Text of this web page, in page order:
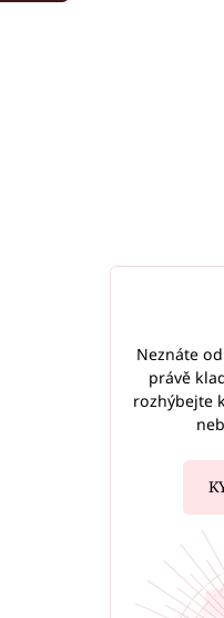
Neznáte
právě
rozhýbejte